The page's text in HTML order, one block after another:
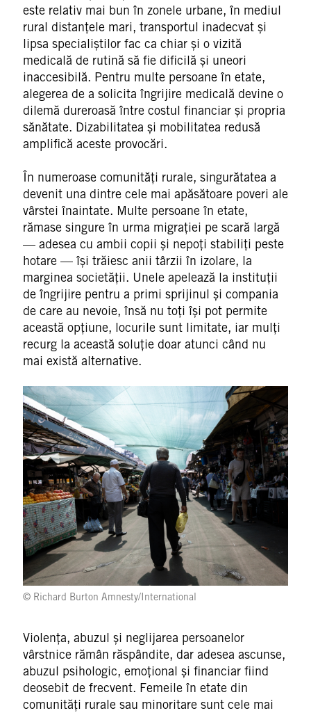
este relativ mai bun în zonele urbane, în mediul
rural distanțele mari, transportul inadecvat și
lipsa specialiștilor fac ca chiar și o vizită
medicală de rutină să fie dificilă și uneori
inaccesibilă. Pentru multe persoane în etate,
alegerea de a solicita îngrijire medicală devine o
dilemă dureroasă între costul financiar și propria
sănătate. Dizabilitatea și mobilitatea redusă
amplifică aceste provocări.
În numeroase comunități rurale, singurătatea a
devenit una dintre cele mai apăsătoare poveri ale
vârstei înaintate. Multe persoane în etate,
rămase singure în urma migrației pe scară largă
— adesea cu ambii copii și nepoți stabiliți peste
hotare — își trăiesc anii târzii în izolare, la
marginea societății. Unele apelează la instituții
de îngrijire pentru a primi sprijinul și compania
de care au nevoie, însă nu toți își pot permite
această opțiune, locurile sunt limitate, iar mulți
recurg la această soluție doar atunci când nu
mai există alternative.
© Richard Burton Amnesty/International
Violența, abuzul și neglijarea persoanelor
vârstnice rămân răspândite, dar adesea ascunse,
abuzul psihologic, emoțional și financiar fiind
deosebit de frecvent. Femeile în etate din
comunități rurale sau minoritare sunt cele mai